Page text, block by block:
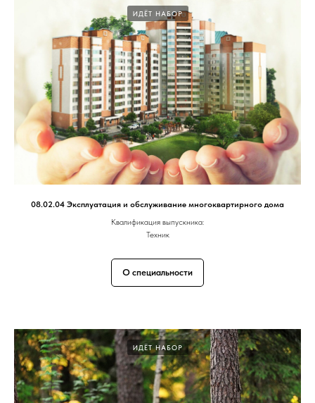
ИДЁТ НАБОР
08.02.04 Эксплуатация и обслуживание многоквартирного дома
Квалификация выпускника:
Техник
О специальности
ИДЁТ НАБОР